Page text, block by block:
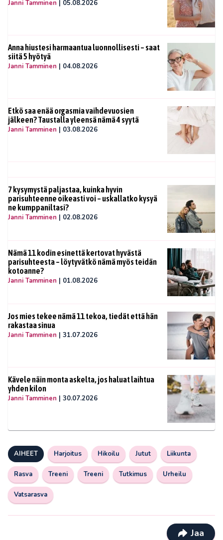
Janni Tamminen | 05.08.2026
Anna hiustesi harmaantua luonnollisesti – saat
siitä 5 hyötyä
Janni Tamminen | 04.08.2026
Etkö saa enää orgasmia vaihdevuosien
jälkeen? Taustalla yleensä nämä 4 syytä
Janni Tamminen | 03.08.2026
7 kysymystä paljastaa, kuinka hyvin
parisuhteenne oikeasti voi – uskallatko kysyä
ne kumppaniltasi?
Janni Tamminen | 02.08.2026
Nämä 11 kodin esinettä kertovat hyvästä
parisuhteesta – löytyvätkö nämä myös teidän
kotoanne?
Janni Tamminen | 01.08.2026
Jos mies tekee nämä 11 tekoa, tiedät että hän
rakastaa sinua
Janni Tamminen | 31.07.2026
Kävele näin monta askelta, jos haluat laihtua
yhden kilon
Janni Tamminen | 30.07.2026
AIHEET Harjoitus Hikoilu Jutut Liikunta
Rasva Treeni Treeni Tutkimus Urheilu
Vatsarasva
Jaa